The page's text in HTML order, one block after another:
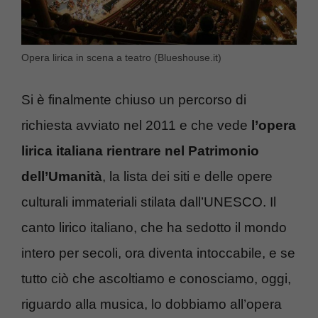
Opera lirica in scena a teatro (Blueshouse.it)
Si è finalmente chiuso un percorso di
richiesta avviato nel 2011 e che vede l’opera
lirica italiana rientrare nel Patrimonio
dell’Umanità, la lista dei siti e delle opere
culturali immateriali stilata dall’UNESCO. Il
canto lirico italiano, che ha sedotto il mondo
intero per secoli, ora diventa intoccabile, e se
tutto ciò che ascoltiamo e conosciamo, oggi,
riguardo alla musica, lo dobbiamo all’opera